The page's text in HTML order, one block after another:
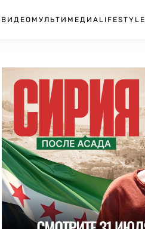
ВИДЕО МУЛЬТИМЕДИА LIFESTYLE